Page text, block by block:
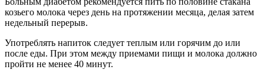
козьего молока через день на протяжении месяца, делая затем
недельный перерыв.
Употреблять напиток следует теплым или горячим до или
после еды. При этом между приемами пищи и молока должно
пройти не менее 40 минут.